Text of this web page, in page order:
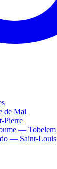
de Mai
Pierre
— Tobelem
— Saint-Louis